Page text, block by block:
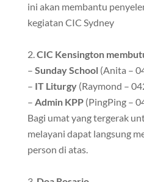
ini akan membantu
kegiatan CIC Sydney
CIC Kensington
– Sunday School(Anita –
– IT Liturgy(Raymond –
– Admin KPP(PingPing –
Bagi umat yang tergerak
melayani dapat langsung
person di atas.